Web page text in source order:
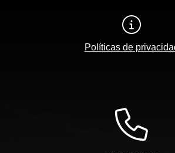
Políticas de